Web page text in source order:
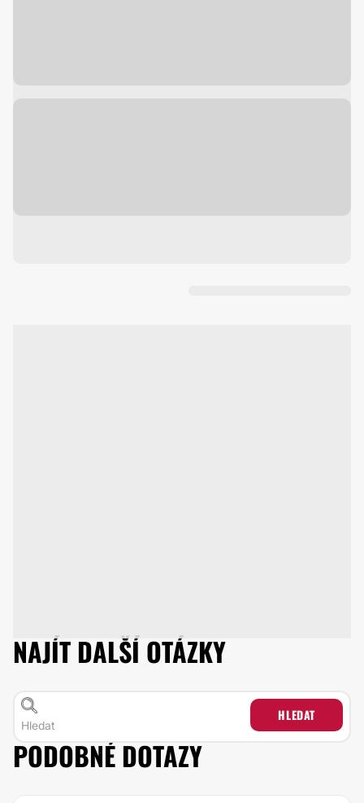
NAJÍT DALŠÍ OTÁZKY
HLEDAT
PODOBNÉ DOTAZY